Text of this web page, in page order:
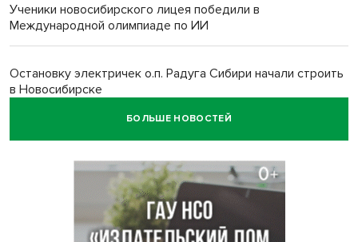
Ученики новосибирского лицея победили в
Международной олимпиаде по ИИ
Остановку электричек о.п. Радуга Сибири начали строить
в Новосибирске
БОЛЬШЕ НОВОСТЕЙ